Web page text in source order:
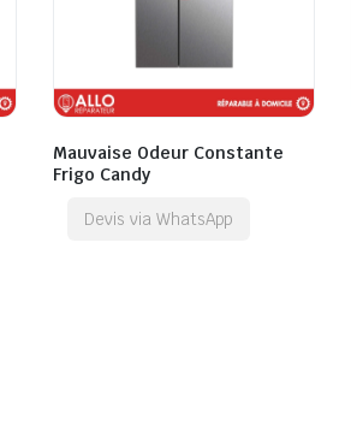
Mauvaise Odeur Constante
Frigo Candy
Devis via WhatsApp